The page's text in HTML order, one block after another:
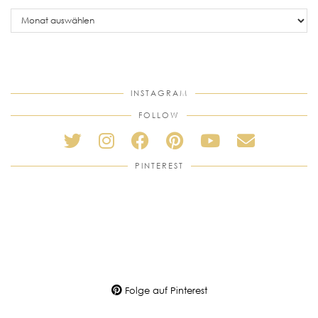
older
posts
INSTAGRAM
FOLLOW
PINTEREST
Folge auf Pinterest